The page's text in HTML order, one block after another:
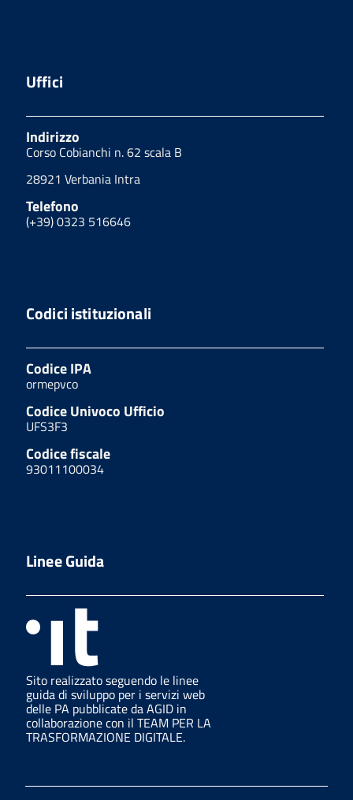
Uffici
Indirizzo
Corso Cobianchi n. 62 scala B
28921 Verbania Intra
Telefono
(+39) 0323 516646
Codici istituzionali
Codice IPA
ormepvco
Codice Univoco Ufficio
UFS3F3
Codice fiscale
93011100034
Linee Guida
Sito realizzato seguendo le linee
guida di sviluppo per i servizi web
delle PA pubblicate da AGID in
collaborazione con il TEAM PER LA
TRASFORMAZIONE DIGITALE.